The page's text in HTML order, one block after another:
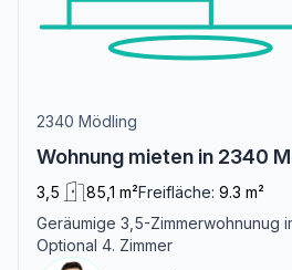
2340 Mödling
Wohnung mieten in 2340
3,5 85,1 m²Freifläche: 9.3 m²
Geräumige 3,5-Zimmerwohnunug
Optional 4. Zimmer